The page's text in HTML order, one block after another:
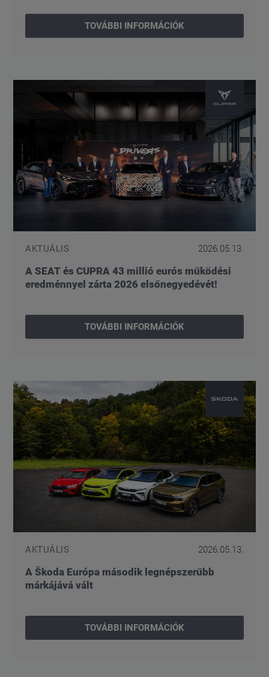
TOVÁBBI INFORMÁCIÓK
AKTUÁLIS 2026.05.13.
A SEAT és CUPRA 43 millió eurós működési
eredménnyel zárta 2026 elsőnegyedévét!
TOVÁBBI INFORMÁCIÓK
AKTUÁLIS 2026.05.13.
A Škoda Európa második legnépszerűbb
márkájává vált
TOVÁBBI INFORMÁCIÓK